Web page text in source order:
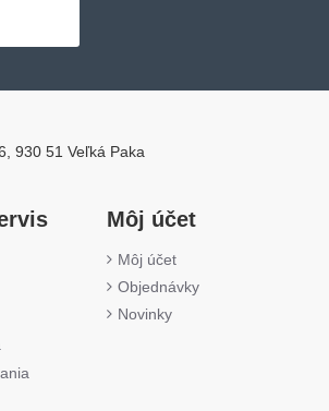
930 51 Veľká Paka
Môj účet
Môj účet
Objednávky
Novinky